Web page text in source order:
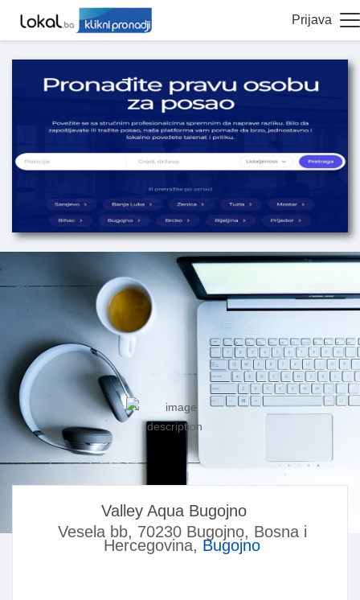
Prijava
Valley Aqua Bugojno
Vesela bb, 70230 Bugojno, Bosna i
Hercegovina, Bugojno